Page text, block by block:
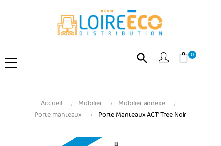
search 0
Accueil Mobilier
Mobilier annexe
Porte manteaux
Porte Manteaux ACT' Tree Noir